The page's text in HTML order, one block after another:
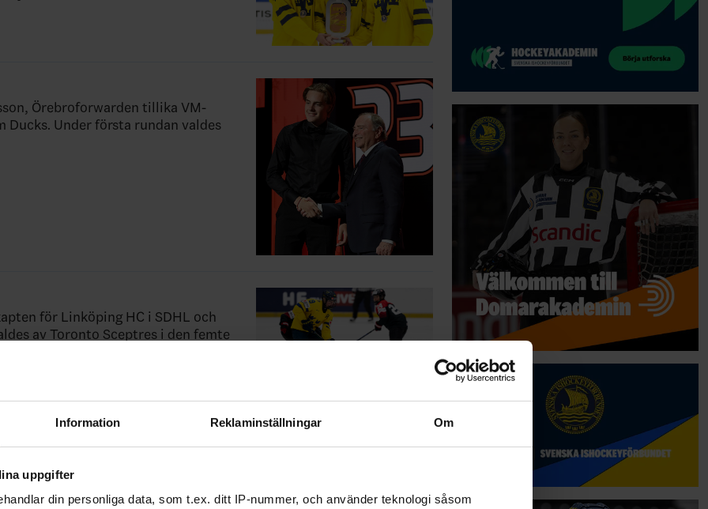
Information Reklaminställningar Om
uppgifter
din personliga data, som t.ex. ditt IP-nummer, och använder teknologi såsom
Örebroforwarden tillika VM-
Ducks. Under första rundan valdes
för Linköping HC i SDHL och
av Toronto Sceptres i den femte
Persson, som trots sin relativt unga
och Brynäs som hon har